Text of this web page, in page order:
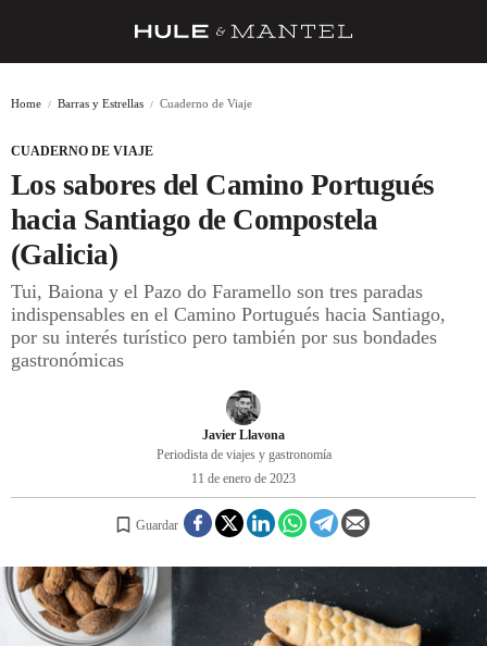
BARRAS Y ESTRELLAS
DÓNDE COMER
ÍDOLOS DE MESAS
CUADERNO DE VIAJE
INICIAR SESIÓN
Home Barras y Estrellas Cuaderno de Viaje
CUADERNO DE VIAJE
Los sabores del Camino Portugués
hacia Santiago de Compostela
(Galicia)
Tui, Baiona y el Pazo do Faramello son tres paradas
indispensables en el Camino Portugués hacia Santiago,
por su interés turístico pero también por sus bondades
gastronómicas
Javier Llavona
Periodista de viajes y gastronomía
11 de enero de 2023
Guardar